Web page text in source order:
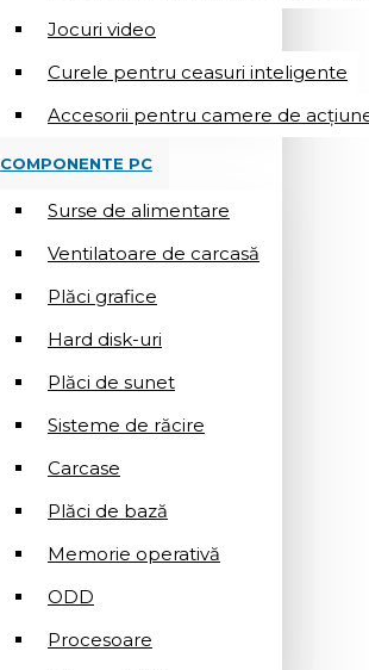
Jocuri video
Curele pentru ceasuri inteligente
Accesorii pentru camere de
COMPONENTE PC
Surse de alimentare
Ventilatoare de carcasă
Plăci grafice
Hard disk-uri
Plăci de sunet
Sisteme de răcire
Carcase
Plăci de bază
Memorie operativă
ODD
Procesoare